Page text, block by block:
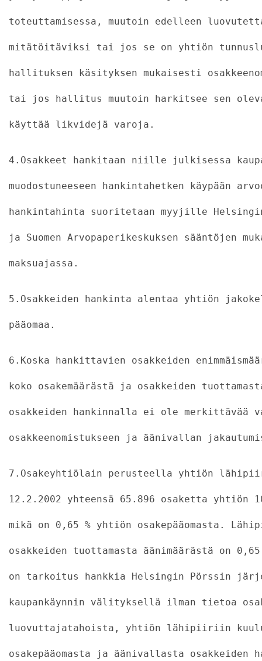
toteuttamisessa, muutoin edelleen
mitätöitäviksi tai jos se on yhtiön
hallituksen käsityksen mukaisesti
tai jos hallitus muutoin harkitsee sen
käyttää likvidejä varoja.
4.Osakkeet hankitaan niille julkisessa
muodostuneeseen hankintahetken käypään
hankintahinta suoritetaan myyjille
ja Suomen Arvopaperikeskuksen sääntöjen
maksuajassa.
5.Osakkeiden hankinta alentaa yhtiön
pääomaa.
6.Koska hankittavien osakkeiden
koko osakemäärästä ja osakkeiden
osakkeiden hankinnalla ei ole merkittävää
osakkeenomistukseen ja äänivallan
7.Osakeyhtiölain perusteella yhtiön
12.2.2002 yhteensä 65.896 osaketta yhtiön
mikä on 0,65 % yhtiön osakepääomasta.
osakkeiden tuottamasta äänimäärästä on
on tarkoitus hankkia Helsingin Pörssin
kaupankäynnin välityksellä ilman tietoa
luovuttajatahoista, yhtiön lähipiiriin
osakepääomasta ja äänivallasta osakkeiden